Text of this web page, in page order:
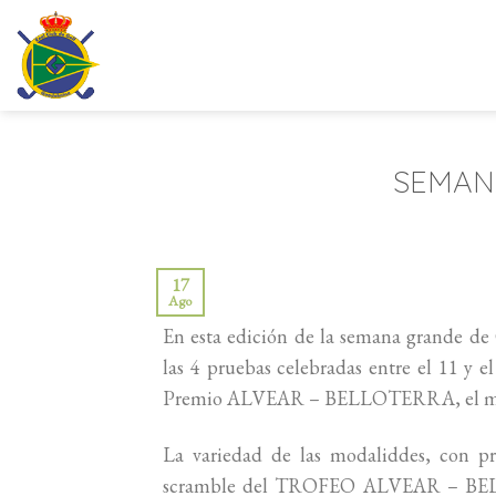
contenido
17
Ago
En esta edición de la semana grande
las 4 pruebas celebradas entre el 11 y
Premio ALVEAR – BELLOTERRA, el
La variedad de las modaliddes, con
scramble del TROFEO ALVEAR –